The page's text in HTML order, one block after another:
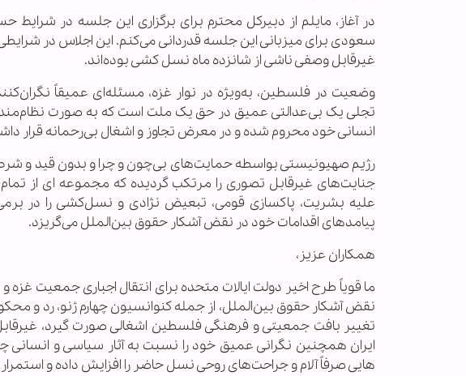
در آغاز، مایلم از دبیرکل محترم برای برگزاری این جلسه در
سعودی برای میزبانی این جلسه قدردانی می‌کنم. این اجلاس در
غیرقابل وصفی ناشی از شانزده ماه نسل کشی بوده‌اند.
وضعیت در فلسطین، به‌ویژه در نوار غزه، مسئله‌ای عمیقاً
تجلی یک بی‌عدالتی عمیق در حق یک ملت است که به صورت
انسانی خود محروم شده و در معرض تجاوز و اشغال بی‌رحمانه قرار
رژیم صهیونیستی بواسطه حمایت‌های بی‌چون و چرا و بدون قید و
جنایت‌های غیرقابل تصوری را مرتکب گردیده که مجموعه ای از
علیه بشریت، پاکسازی قومی، تبعیض نژادی و نسل‌کشی را در
پیامدهای اقدامات خود در نقض‌ آشکار حقوق بین‌الملل می‌گریزد.
همکاران عزیز،
ما قویاً طرح اخیر دولت ایالات متحده برای انتقال اجباری جمعیت
نقض آشکار حقوق بین‌الملل، از جمله کنوانسیون چهارم ژنو، رد و
تغییر بافت جمعیتی و فرهنگی فلسطین اشغالی صورت گیرد،
ایران همچنین نگرانی عمیق خود را نسبت به آثار سیاسی و انسانی
هایی صرفاً آلام و جراحت‌های روحی نسل حاضر را افزایش داده و